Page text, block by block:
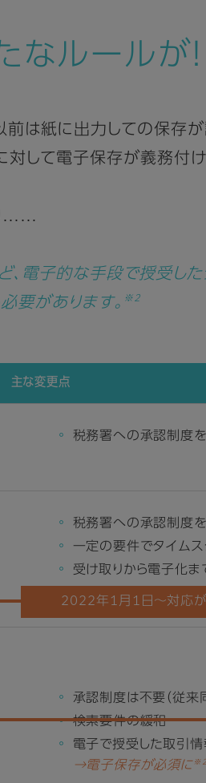
なルールが！
は紙に出力しての保存が
対して電子保存が義務付け
……
、電子的な手段で授受し
要があります。 ※2
主な変更点
税務署への承認制度
税務署への承認制度
一定の要件でタイム
受け取りから電子化ま
定期検査なしで紙廃
承認制度は不要（従来
検索要件の緩和
電子で授受した取引
→電子保存が必須に
2022年1月1日～対応